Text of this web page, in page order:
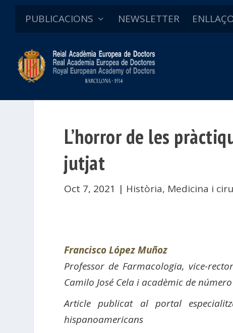
PUBLICACIONS NEWSLETTER
L’horror de les
jutjat
Oct 7, 2021 | Història, Medicina i
Francisco López Muñoz
Professor de Farmacologia, vice-
Camilo José Cela i acadèmic de
Article publicat al portal
hispanoamericans